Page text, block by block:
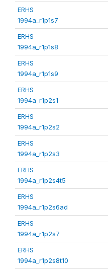
ERHS
1994a_r1p1s7
ERHS
1994a_r1p1s8
ERHS
1994a_r1p1s9
ERHS
1994a_r1p2s1
ERHS
1994a_r1p2s2
ERHS
1994a_r1p2s3
ERHS
1994a_r1p2s4t5
ERHS
1994a_r1p2s6ad
ERHS
1994a_r1p2s7
ERHS
1994a_r1p2s8t10